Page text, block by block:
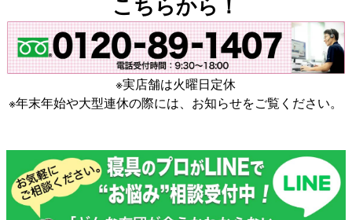
※実店舗は火曜日定休
※年末年始や大型連休の際には、お知らせをご覧ください。